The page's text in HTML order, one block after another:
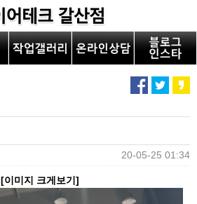
20-05-25 01:34
[이미지 크게보기]